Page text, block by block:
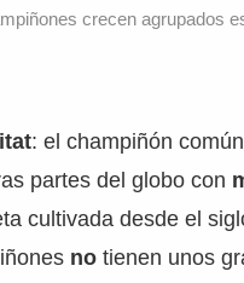
crecen agrupados
: el champiñón
partes del globo con
cultivada desde el
no tienen unos